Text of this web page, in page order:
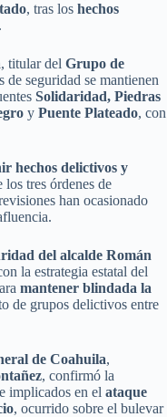
, tras los hechos
.
, titular del Grupo de
seguridad se mantienen
Solidaridad, Piedras
y Puente Plateado, con
hechos delictivos y
los tres órdenes de
han ocasionado
del alcalde Román
la estrategia estatal del
mantener blindada la
de grupos delictivos entre
de Coahuila,
, confirmó la
implicados en el ataque
, ocurrido sobre el bulevar